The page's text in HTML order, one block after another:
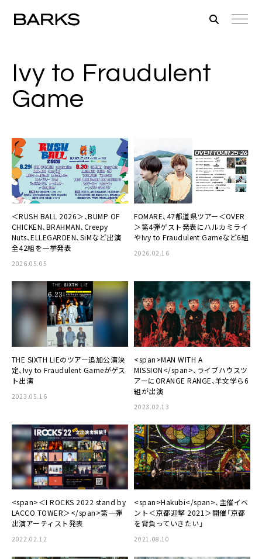
Ivy to Fraudulent
Game
＜RUSH BALL 2026＞、BUMP OF
CHICKEN、BRAHMAN、Creepy
Nuts、ELLEGARDEN、SiMなど出演
全42組を一挙発表
2026.05.05
FOMARE、47都道県ツアー＜OVER
＞第4弾ゲスト発表にハルカミライ
やIvy to Fraudulent Gameなど6組
2026.02.16
THE SIXTH LIEのツアー追加公演決
定、Ivy to Fraudulent Gameがゲス
ト出演
2023.05.16
<span>MAN WITH A
MISSION</span>、ライブハウスツ
アーにORANGE RANGE、羊文学ら6
組が出演
2023.02.13
<span>＜I ROCKS 2022 stand by
LACCO TOWER＞</span>第一弾
出演アーティスト発表
2022.02.12
<span>Hakubi</span>、主催イベ
ント＜京都迎撃 2021＞開催「京都
を背負っていきたい」
2021.08.10